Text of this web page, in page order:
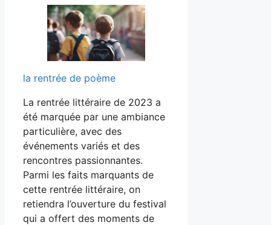
la rentrée de poème
La rentrée littéraire de 2023 a
été marquée par une ambiance
particulière, avec des
événements variés et des
rencontres passionnantes.
Parmi les faits marquants de
cette rentrée littéraire, on
retiendra l’ouverture du festival
qui a offert des moments de